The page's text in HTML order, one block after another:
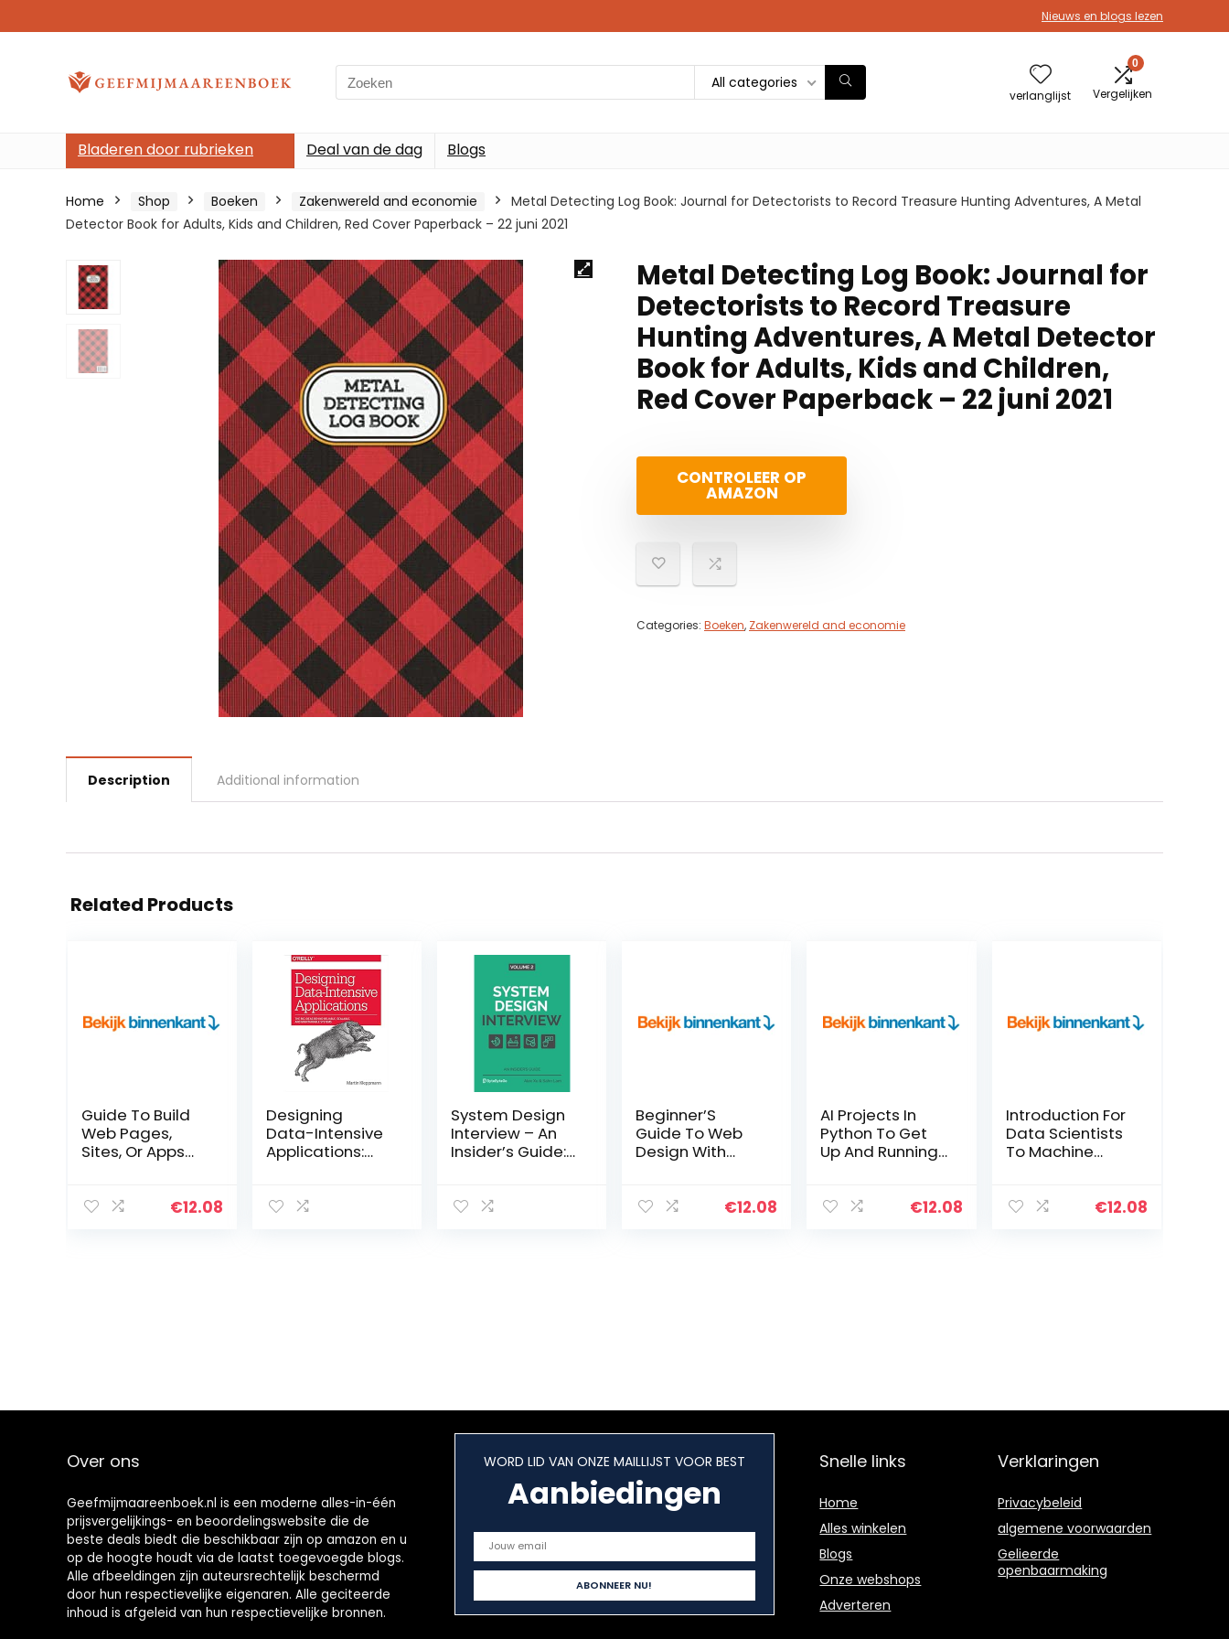
Nieuws en blogs lezen
Search
for:
All categories
verlanglijst
0
Vergelijken
Bladeren door rubrieken Deal van de dag Blogs
Home Shop Boeken Zakenwereld and economie
Metal Detecting Log Book: Journal for Detectorists to Record Treasure Hunting Adventures, A Metal
Detector Book for Adults, Kids and Children, Red Cover Paperback – 22 juni 2021
Metal Detecting Log Book: Journal for
Detectorists to Record Treasure
Hunting Adventures, A Metal Detector
Book for Adults, Kids and Children,
Red Cover Paperback – 22 juni 2021
CONTROLEER OP
AMAZON
Categories: Boeken, Zakenwereld and economie
Description Additional information
Related Products
Guide To Build
Web Pages,
Sites, Or Apps
Kindle-editie
€12.08
Designing
Data-Intensive
Applications:
Scalable, and
System Design
Interview – An
Insider’s Guide:
maart 2022
Beginner’S
Guide To Web
Design With
Web Graphics
€12.08
AI Projects In
Python To Get
Up And Running
Applications€12.08
Introduction For
Data Scientists
To Machine
Edition) Kindle-
€12.08
Over ons
Geefmijmaareenboek.nl is een moderne alles-in-één
prijsvergelijkings- en beoordelingswebsite die de
beste deals biedt die beschikbaar zijn op amazon en u
op de hoogte houdt via de laatst toegevoegde blogs.
Alle afbeeldingen zijn auteursrechtelijk beschermd
door hun respectievelijke eigenaren. Alle geciteerde
inhoud is afgeleid van hun respectievelijke bronnen.
WORD LID VAN ONZE MAILLIJST VOOR BEST
Aanbiedingen
Snelle links
Home
Alles winkelen
Blogs
Onze webshops
Adverteren
Verklaringen
Privacybeleid
algemene voorwaarden
Gelieerde
openbaarmaking